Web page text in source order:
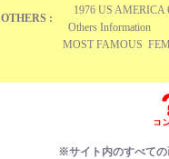
OTHERS :
1976 US
Others Information
MOST FAMOUS
※サイト内のすべての